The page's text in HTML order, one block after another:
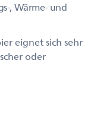
, Wärme- und
eignet sich sehr
oder